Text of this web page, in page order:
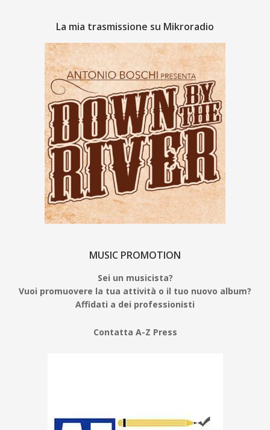
La mia trasmissione su Mikroradio
MUSIC PROMOTION
Sei un musicista?
Vuoi promuovere la tua attività o il tuo nuovo album?
Affidati a dei professionisti
Contatta A-Z Press